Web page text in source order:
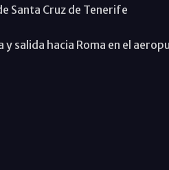
Santa Cruz de Tenerife
salida hacia Roma en el